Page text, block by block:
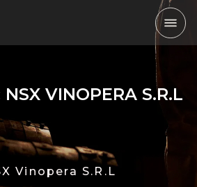
VINOPERA S.R.L
Vinopera S.R.L